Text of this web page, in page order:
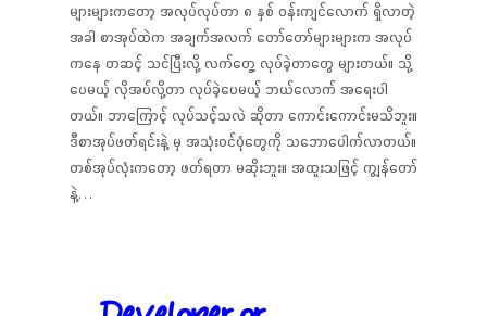
များများကတော့ အလုပ်လုပ်တာ ၈ နှစ် ဝန်းကျင်လောက် ရှိလာတဲ့
အခါ စာအုပ်ထဲက အချက်အလက် တော်တော်များများက အလုပ်
ကနေ တဆင့် သင်ပြီးလို့ လက်တွေ့ လုပ်ခဲ့တာတွေ များတယ်။ သို့
ပေမယ့် လိုအပ်လို့တာ လုပ်ခဲ့ပေမယ့် ဘယ်လောက် အရေးပါ
တယ်။ ဘာကြောင့် လုပ်သင့်သလဲ ဆိုတာ ကောင်းကောင်းမသိဘူး။
ဒီစာအုပ်ဖတ်ရင်းနဲ့ မှ အသုံးဝင်ပုံတွေကို သဘောပေါက်လာတယ်။
တစ်အုပ်လုံးကတော့ ဖတ်ရတာ မဆိုးဘူး။ အထူးသဖြင့် ကျွန်တော်
နဲ့…